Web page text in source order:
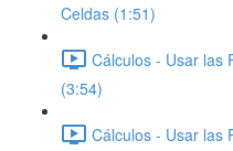
Celdas (1:51)
Cálculos - Usar las
(3:54)
Cálculos - Usar las